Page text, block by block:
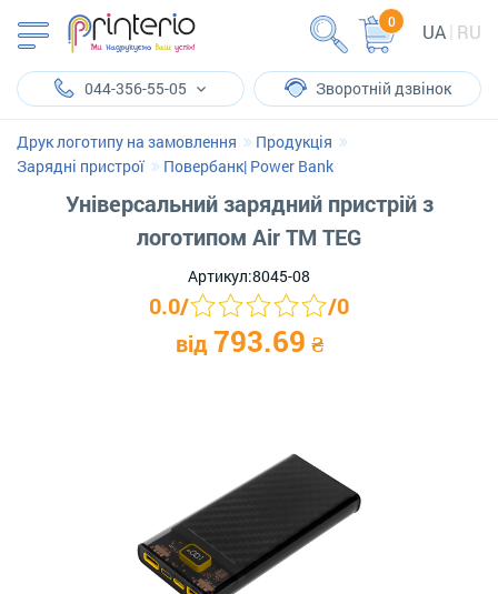
UA RU
0
044-356-55-05 Зворотній дзвінок
Друк логотипу на замовлення
Продукція
Зарядні пристрої
Повербанк| Power Bank
Універсальний зарядний пристрій з
логотипом Air TM TEG
Артикул:8045-08
0.0/ /0
від793.69 ₴